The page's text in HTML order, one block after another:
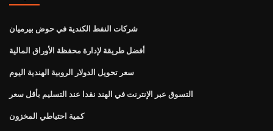
شركات النفط الكندية في حوض بيرميان
أفضل طريقة لإدارة محفظة الأوراق المالية
سعر تحويل الدولار الروبية الهندية اليوم
التسوق عبر الإنترنت في الهند نقدا عند التسليم بأقل سعر
كمية احتياطي المخزون